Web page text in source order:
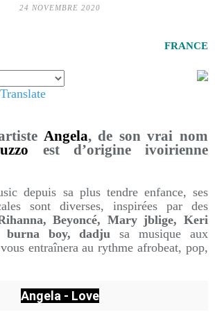
24 NOVEMBRE 2020
FRANCE
Translate
Angela, de son vrai nom
est d’origine ivoirienne
depuis sa plus tendre enfance, ses
sont diverses, inspirées par des
Beyoncé, Mary jblige, Keri
burna boy, dadju sa musique aux
entraînera au rythme afrobeat, pop,
Angela - Love